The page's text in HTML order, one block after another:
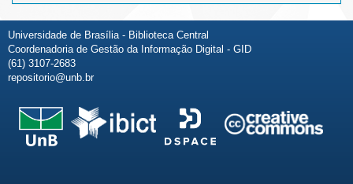
Universidade de Brasília - Biblioteca Central
Coordenadoria de Gestão da Informação Digital - GID
(61) 3107-2683
repositorio@unb.br